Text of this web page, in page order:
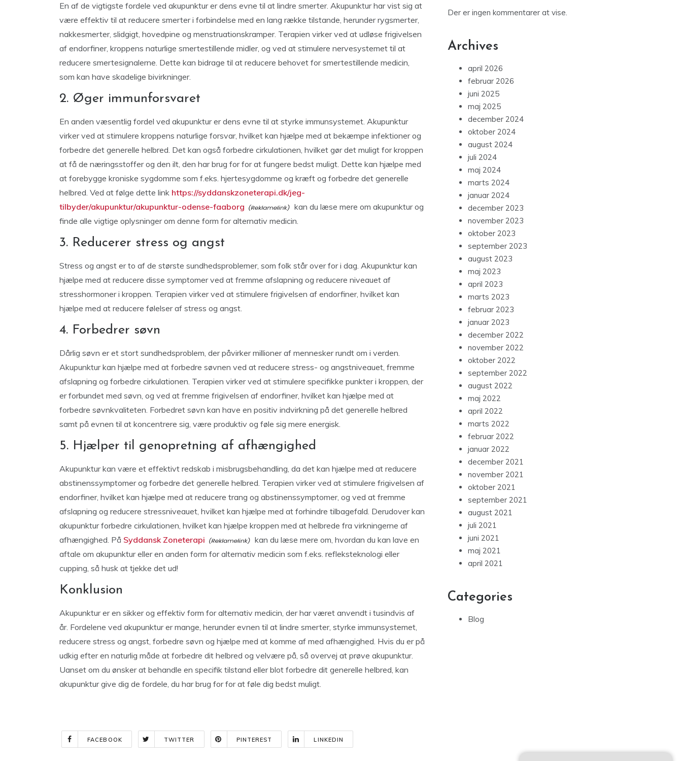
En af de vigtigste fordele ved akupunktur er dens evne til at lindre smerter. Akupunktur har vist sig at
være effektiv til at reducere smerter i forbindelse med en lang række tilstande, herunder rygsmerter,
nakkesmerter, slidgigt, hovedpine og menstruationskramper. Terapien virker ved at udløse frigivelsen
af endorfiner, kroppens naturlige smertestillende midler, og ved at stimulere nervesystemet til at
reducere smertesignalerne. Dette kan bidrage til at reducere behovet for smertestillende medicin,
som kan have skadelige bivirkninger.
2. Øger immunforsvaret
En anden væsentlig fordel ved akupunktur er dens evne til at styrke immunsystemet. Akupunktur
virker ved at stimulere kroppens naturlige forsvar, hvilket kan hjælpe med at bekæmpe infektioner og
forbedre det generelle helbred. Det kan også forbedre cirkulationen, hvilket gør det muligt for kroppen
at få de næringsstoffer og den ilt, den har brug for for at fungere bedst muligt. Dette kan hjælpe med
at forebygge kroniske sygdomme som f.eks. hjertesygdomme og kræft og forbedre det generelle
helbred. Ved at følge dette link https://syddanskzoneterapi.dk/jeg-
tilbyder/akupunktur/akupunktur-odense-faaborg
kan du læse mere om akupunktur og
finde alle vigtige oplysninger om denne form for alternativ medicin.
3. Reducerer stress og angst
Stress og angst er to af de største sundhedsproblemer, som folk står over for i dag. Akupunktur kan
hjælpe med at reducere disse symptomer ved at fremme afslapning og reducere niveauet af
stresshormoner i kroppen. Terapien virker ved at stimulere frigivelsen af endorfiner, hvilket kan
hjælpe med at reducere følelser af stress og angst.
4. Forbedrer søvn
Dårlig søvn er et stort sundhedsproblem, der påvirker millioner af mennesker rundt om i verden.
Akupunktur kan hjælpe med at forbedre søvnen ved at reducere stress- og angstniveauet, fremme
afslapning og forbedre cirkulationen. Terapien virker ved at stimulere specifikke punkter i kroppen, der
er forbundet med søvn, og ved at fremme frigivelsen af endorfiner, hvilket kan hjælpe med at
forbedre søvnkvaliteten. Forbedret søvn kan have en positiv indvirkning på det generelle helbred
samt på evnen til at koncentrere sig, være produktiv og føle sig mere energisk.
5. Hjælper til genopretning af afhængighed
Akupunktur kan være et effektivt redskab i misbrugsbehandling, da det kan hjælpe med at reducere
abstinenssymptomer og forbedre det generelle helbred. Terapien virker ved at stimulere frigivelsen af
endorfiner, hvilket kan hjælpe med at reducere trang og abstinenssymptomer, og ved at fremme
afslapning og reducere stressniveauet, hvilket kan hjælpe med at forhindre tilbagefald. Derudover kan
akupunktur forbedre cirkulationen, hvilket kan hjælpe kroppen med at helbrede fra virkningerne af
afhængighed. På Syddansk Zoneterapi
kan du læse mere om, hvordan du kan lave en
aftale om akupunktur eller en anden form for alternativ medicin som f.eks. refleksteknologi eller
cupping, så husk at tjekke det ud!
Konklusion
Akupunktur er en sikker og effektiv form for alternativ medicin, der har været anvendt i tusindvis af
år. Fordelene ved akupunktur er mange, herunder evnen til at lindre smerter, styrke immunsystemet,
reducere stress og angst, forbedre søvn og hjælpe med at komme af med afhængighed. Hvis du er på
udkig efter en naturlig måde at forbedre dit helbred og velvære på, så overvej at prøve akupunktur.
Uanset om du ønsker at behandle en specifik tilstand eller blot forbedre dit generelle helbred, kan
akupunktur give dig de fordele, du har brug for for at føle dig bedst muligt.
FACEBOOK TWITTER PINTEREST LINKEDIN
Der er ingen kommentarer at vise.
Archives
april 2026
februar 2026
juni 2025
maj 2025
december 2024
oktober 2024
august 2024
juli 2024
maj 2024
marts 2024
januar 2024
december 2023
november 2023
oktober 2023
september 2023
august 2023
maj 2023
april 2023
marts 2023
februar 2023
januar 2023
december 2022
november 2022
oktober 2022
september 2022
august 2022
maj 2022
april 2022
marts 2022
februar 2022
januar 2022
december 2021
november 2021
oktober 2021
september 2021
august 2021
juli 2021
juni 2021
maj 2021
april 2021
Categories
Blog